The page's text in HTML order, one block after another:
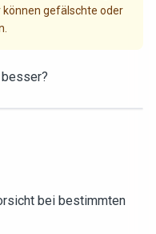
können gefälschte oder
bei bestimmten